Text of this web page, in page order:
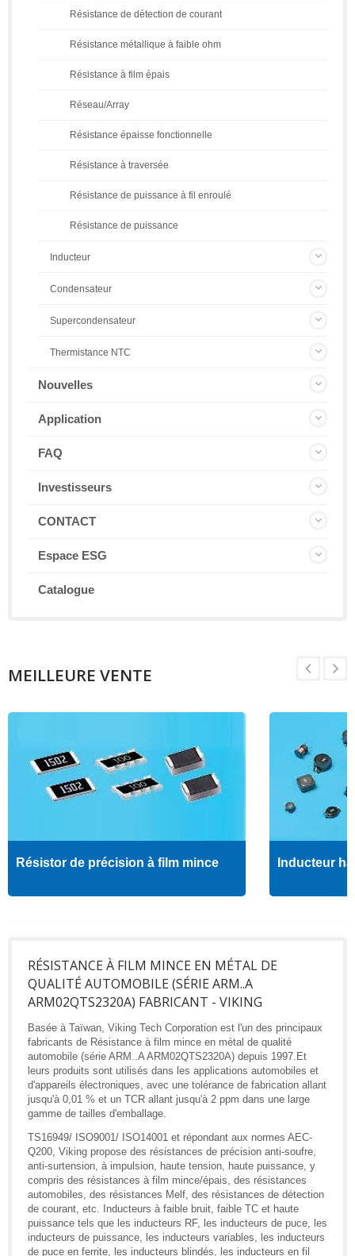
Résistance de détection de courant
Résistance métallique à faible ohm
Résistance à film épais
Réseau/Array
Résistance épaisse fonctionnelle
Résistance à traversée
Résistance de puissance à fil enroulé
Résistance de puissance
Inducteur
Condensateur
Supercondensateur
Thermistance NTC
Nouvelles
Application
FAQ
Investisseurs
CONTACT
Espace ESG
Catalogue
MEILLEURE VENTE
Résistor de précision à film mince Inducteur
RÉSISTANCE À FILM MINCE EN MÉTAL DE
QUALITÉ AUTOMOBILE (SÉRIE ARM..A
ARM02QTS2320A) FABRICANT - VIKING
Basée à Taïwan, Viking Tech Corporation est l'un des principaux
fabricants de Résistance à film mince en métal de qualité
automobile (série ARM..A ARM02QTS2320A) depuis 1997.Et
leurs produits sont utilisés dans les applications automobiles et
d'appareils électroniques, avec une tolérance de fabrication allant
jusqu'à 0,01 % et un TCR allant jusqu'à 2 ppm dans une large
gamme de tailles d'emballage.
TS16949/ ISO9001/ ISO14001 et répondant aux normes AEC-
Q200, Viking propose des résistances de précision anti-soufre,
anti-surtension, à impulsion, haute tension, haute puissance, y
compris des résistances à film mince/épais, des résistances
automobiles, des résistances Melf, des résistances de détection
de courant, etc. Inducteurs à faible bruit, faible TC et haute
puissance tels que les inducteurs RF, les inducteurs de puce, les
inducteurs de puissance, les inducteurs variables, les inducteurs
de puce en ferrite, les inducteurs blindés, les inducteurs en fil